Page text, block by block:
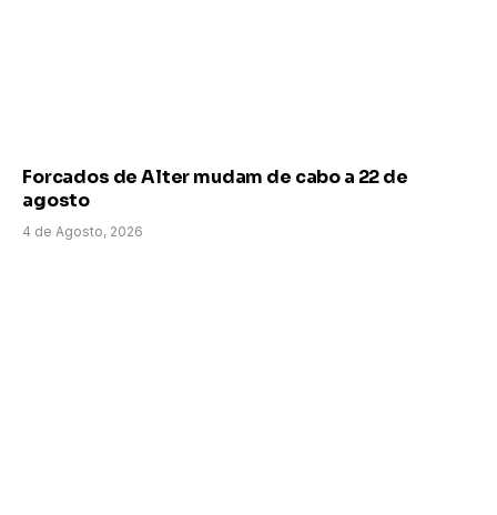
Forcados de Alter mudam de cabo a 22 de
agosto
4 de Agosto, 2026